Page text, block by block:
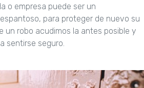
o empresa puede ser un
para proteger de nuevo su
un robo acudimos la antes posible y
sentirse seguro.